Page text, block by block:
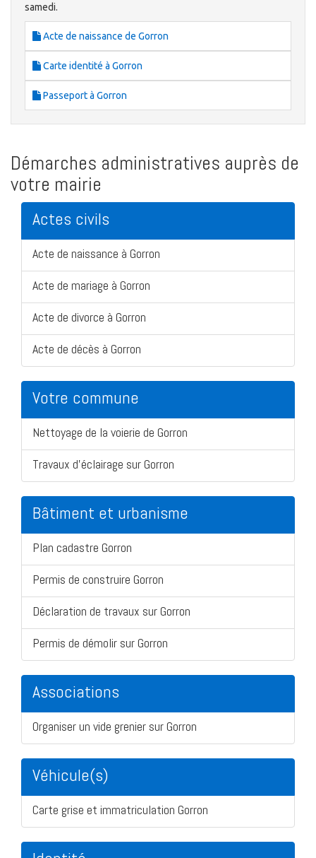
samedi.
Acte de naissance de Gorron
Carte identité à Gorron
Passeport à Gorron
Démarches administratives auprès de
votre mairie
Actes civils
Acte de naissance à Gorron
Acte de mariage à Gorron
Acte de divorce à Gorron
Acte de décès à Gorron
Votre commune
Nettoyage de la voierie de Gorron
Travaux d'éclairage sur Gorron
Bâtiment et urbanisme
Plan cadastre Gorron
Permis de construire Gorron
Déclaration de travaux sur Gorron
Permis de démolir sur Gorron
Associations
Organiser un vide grenier sur Gorron
Véhicule(s)
Carte grise et immatriculation Gorron